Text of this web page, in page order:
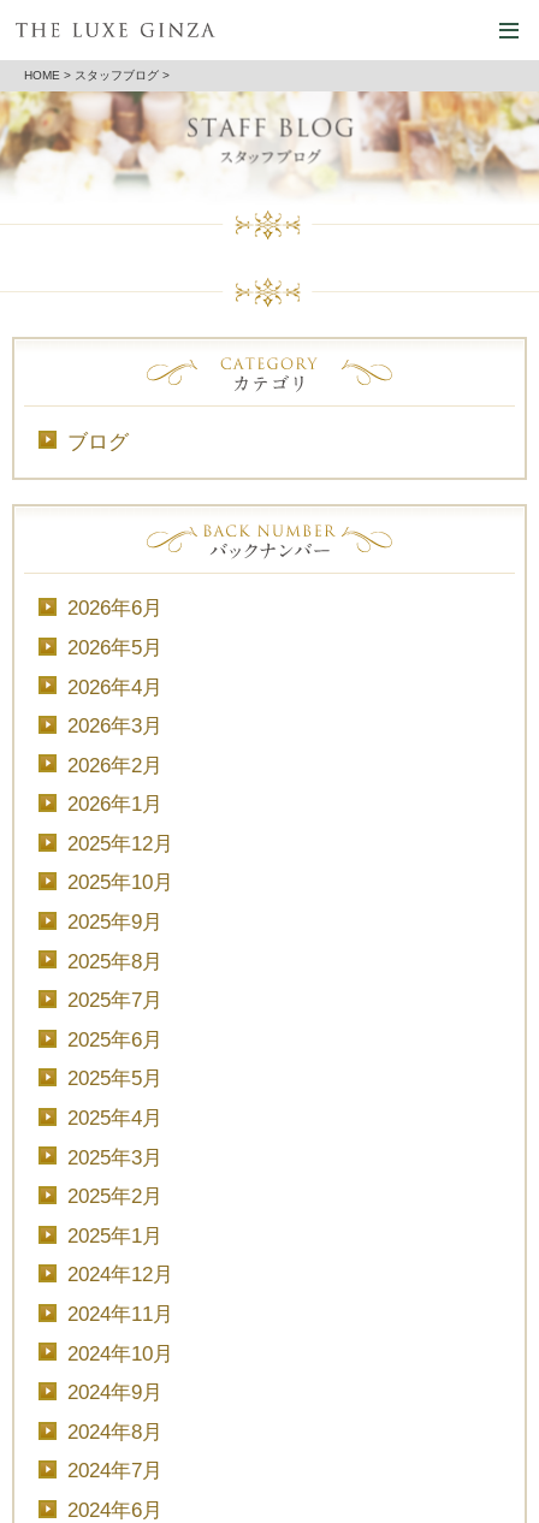
HOME > スタッフブログ >
ブログ
2026年6月
2026年5月
2026年4月
2026年3月
2026年2月
2026年1月
2025年12月
2025年10月
2025年9月
2025年8月
2025年7月
2025年6月
2025年5月
2025年4月
2025年3月
2025年2月
2025年1月
2024年12月
2024年11月
2024年10月
2024年9月
2024年8月
2024年7月
2024年6月